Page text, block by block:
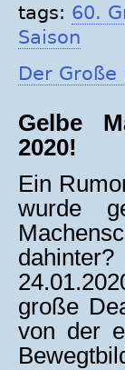
tags: 60.
Saison
Der Große
Gelbe
2020!
Ein
wurde
dahinter?
24.01.
große
von der